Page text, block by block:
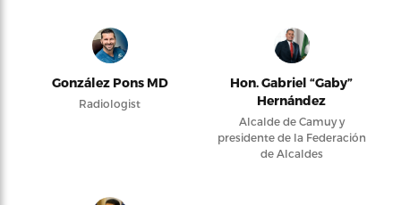
González Pons MD
Radiologist
Hon. Gabriel “Gaby”
Hernández
Alcalde de Camuy y
presidente de la Federación
de Alcaldes